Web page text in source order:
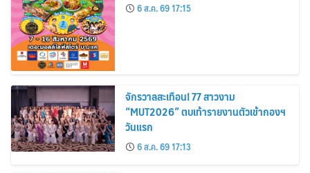
6 ส.ค. 69 17:15
จักรวาลสะเทือน! 77 สาวงาม
“MUT2026” ตบเท้ารายงานตัวเข้ากองฯ
วันแรก
6 ส.ค. 69 17:13